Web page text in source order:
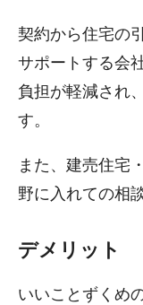
契約から住宅の
サポートする会
負担が軽減され
す。
また、建売住宅
野に入れての相
デメリット
いいことずくめ